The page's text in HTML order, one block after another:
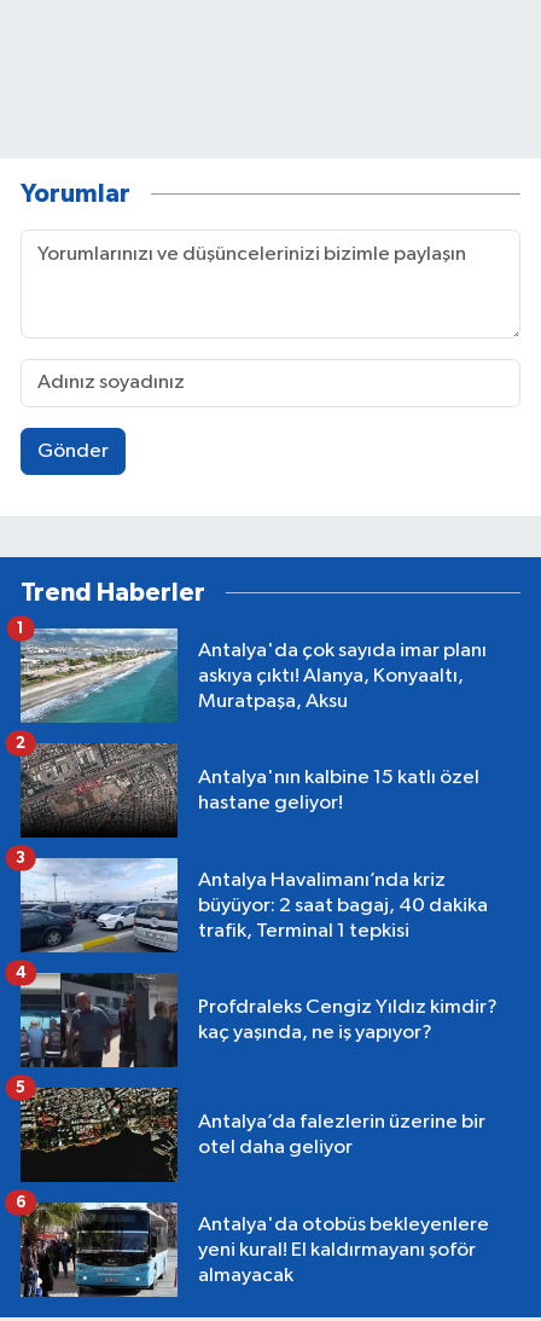
Yorumlar
Gönder
Trend Haberler
Antalya'da çok sayıda imar planı
askıya çıktı! Alanya, Konyaaltı,
Muratpaşa, Aksu
1
Antalya'nın kalbine 15 katlı özel
hastane geliyor!
2
Antalya Havalimanı’nda kriz
büyüyor: 2 saat bagaj, 40 dakika
trafik, Terminal 1 tepkisi
3
Profdraleks Cengiz Yıldız kimdir?
kaç yaşında, ne iş yapıyor?
4
Antalya’da falezlerin üzerine bir
otel daha geliyor
5
Antalya'da otobüs bekleyenlere
yeni kural! El kaldırmayanı şoför
almayacak
6